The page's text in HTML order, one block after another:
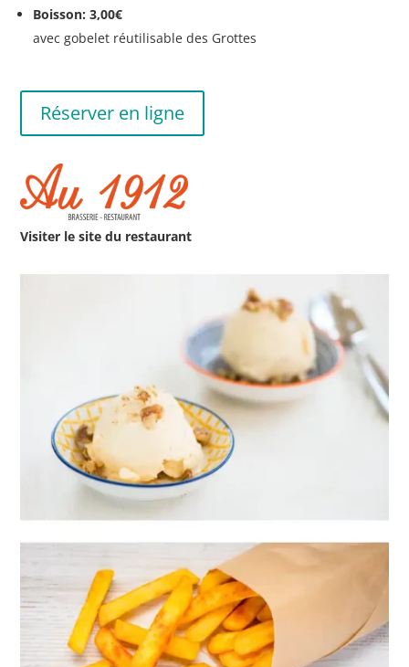
Boisson: 3,00€
avec gobelet réutilisable des Grottes
Réserver en ligne
Visiter le site du restaurant